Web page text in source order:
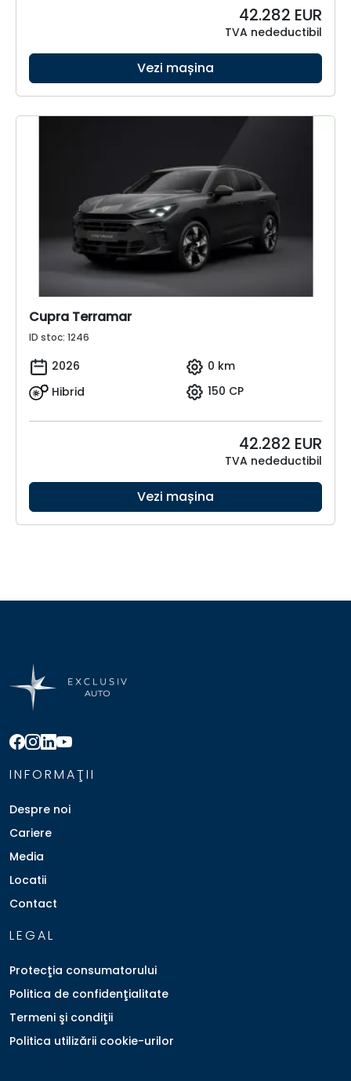
42.282 EUR
TVA nedeductibil
Vezi mașina
Cupra Terramar
ID stoc: 1246
2026
0 km
Hibrid
150 CP
42.282 EUR
TVA nedeductibil
Vezi mașina
INFORMAŢII
Despre noi
Cariere
Media
Locatii
Contact
LEGAL
Protecţia consumatorului
Politica de confidenţialitate
Termeni şi condiţii
Politica utilizării cookie-urilor